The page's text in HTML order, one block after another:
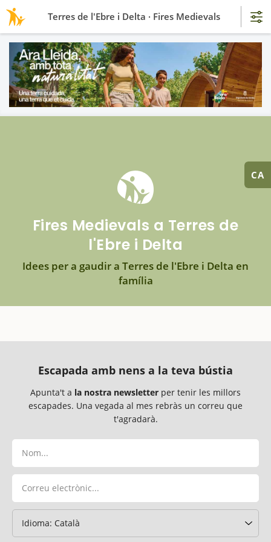
CA
Fires Medievals a Terres de
l'Ebre i Delta
Idees per a gaudir a Terres de l'Ebre i Delta en
família
Escapada amb nens a la teva bústia
Apunta't a la nostra newsletter per tenir les millors
escapades. Una vegada al mes rebràs un correu que
t'agradarà.
Terres de l'Ebre i Delta · Fires Medievals